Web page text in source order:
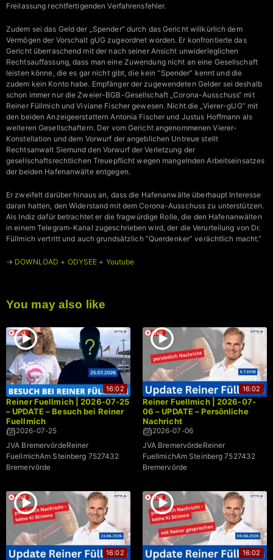
Freilassung rechtfertigenden Verfahrensfehler.
Zudem sei das Geld der „Spender“ durch das Gericht willkürlich dem
Vermögen der Vorschalt gUG zugeordnet worden. Er konfrontierte das
Gericht überraschend mit der nach seiner Ansicht unwiderleglichen
Rechtsauffassung, dass man eine Zuwendung nicht an eine Gesellschaft
leisten könne, die es gar nicht gibt, die kein “Spender” kennt und die
zudem kein Konto habe. Empfänger der zugewendeten Gelder sei deshalb
schon immer nur die Zweier-BGB-Gesellschaft „Corona-Ausschuss“ mit
Reiner Füllmich und Viviane Fischer gewesen. Nicht die „Vierer-gUG“ mit
den beiden Anzeigeerstattern Antonia Fischer und Justus Hoffmann als
weiteren Gesellschaftern. Der vom Gericht angenommenen Vierer-
Konstellation und dem Vorwurf der angeblichen Untreue stellt
Rechtsanwalt Siemund den Vorwurf der Verletzung der
gesellschaftsrechtlichen Treuepflicht wegen mangelnden Arbeitseinsatzes
der beiden Hafenanwälte entgegen.
Er zweifelt darüber hinaus an, dass die Hafenanwälte überhaupt Interesse
daran hatten, den Widerstand mit dem Corona-Ausschuss zu unterstützen.
Als Indiz dafür betrachtet er die fragwürdige Rolle, die den Hafenanwälten
in einem Telegram-Kanal zugeschrieben wird, der die Verurteilung von Dr.
Füllmich vertritt und auch grundsätzlich “Querdenker” verächtlich macht.”
→ DOWNLOAD + ODYSEE + Youtube
You may also like
16:02
Reiner Fuellmich | 2026-07-25
– UPDATE – Besuch bei Reiner
Fuellmich
2026-07-25
JVA BremervördeReiner
FuellmichAm Steinberg 7527432
Bremervörde
16:02
Reiner Fuellmich | 2026-07-
06 – UPDATE – Persönliche
Nachricht
2026-07-06
JVA BremervördeReiner
FuellmichAm Steinberg 7527432
Bremervörde
16:02 16:02